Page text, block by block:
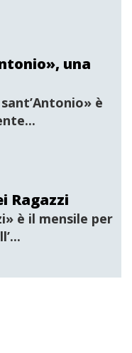
una
» è
Ragazzi
è il mensile per